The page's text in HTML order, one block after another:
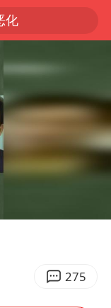
化
2026年7月份居民消费价格同比上涨0.5%
浙江海域将现5到8米巨浪到狂浪
游三件套”火了
频已下架
275